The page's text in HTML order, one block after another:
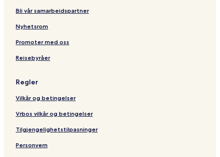
Bli vår samarbeidspartner
Nyhetsrom
Promoter med oss
Reisebyråer
Regler
Vilkår og betingelser
Vrbos vilkår og betingelser
Tilgjengelighetstilpasninger
Personvern